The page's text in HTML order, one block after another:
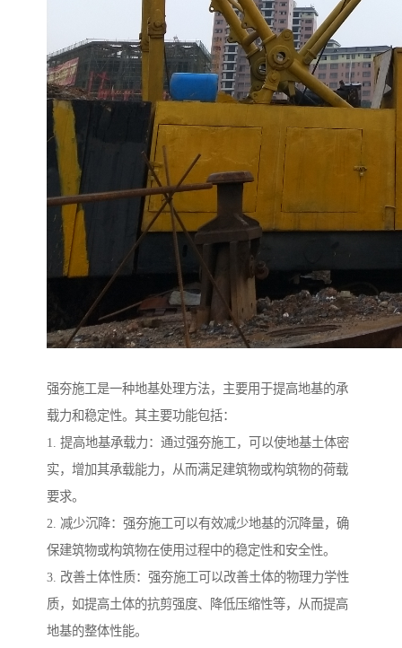
强夯施工是一种地基处理方法，主要用于提高地基的承
载力和稳定性。其主要功能包括：
1. 提高地基承载力：通过强夯施工，可以使地基土体密
实，增加其承载能力，从而满足建筑物或构筑物的荷载
要求。
2. 减少沉降：强夯施工可以有效减少地基的沉降量，确
保建筑物或构筑物在使用过程中的稳定性和安全性。
3. 改善土体性质：强夯施工可以改善土体的物理力学性
质，如提高土体的抗剪强度、降低压缩性等，从而提高
地基的整体性能。